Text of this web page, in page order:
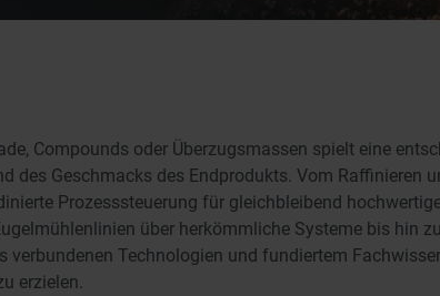
Compounds oder Überzugsmassen spielt eine
des Geschmacks des Endprodukts. Vom Raffinieren
Prozesssteuerung für gleichbleibend
über herkömmliche Systeme bis hin
Technologien und fundiertem
erzielen.